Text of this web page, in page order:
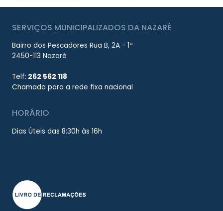
SERVIÇOS MUNICIPALIZADOS DA NAZARÉ
Bairro dos Pescadores Rua B, 2A - 1º
2450-113 Nazaré
Telf: 262 562 118
Chamada para a rede fixa nacional
HORÁRIO
Dias Úteis das 8:30h às 16h